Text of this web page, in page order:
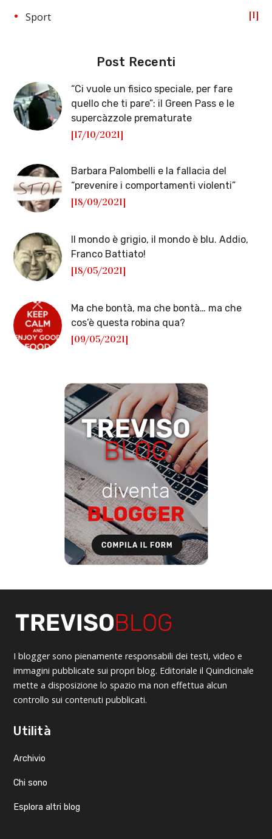
Sport 1
Post Recenti
“Ci vuole un fisico speciale, per fare
quello che ti pare”: il Green Pass e le
supercàzzole prematurate
[17/10/2021]
Barbara Palombelli e la fallacia del
“prevenire i comportamenti violenti”
[18/09/2021]
Il mondo è grigio, il mondo è blu. Addio,
Franco Battiato!
[18/05/2021]
Ma che bontà, ma che bontà… ma che
cos’è questa robina qua?
[09/05/2021]
I blogger sono pienamente responsabili dei testi, video e
immagini pubblicate sui propri blog. Editoriale il Quindicinale
mette a disposizione lo spazio ma non effettua alcun
controllo sui contenuti pubblicati.
Utilità
Archivio
Chi sono
Esplora altri blog